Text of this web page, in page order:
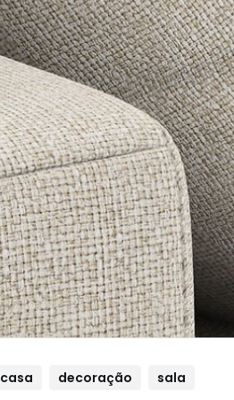
casa decoração sala